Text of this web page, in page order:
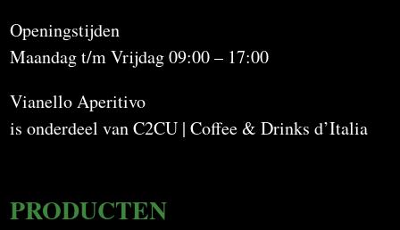
Openingstijden
Maandag t/m Vrijdag 09:00 – 17:00
Vianello Aperitivo
is onderdeel van C2CU | Coffee & Drinks d’Italia
PRODUCTEN